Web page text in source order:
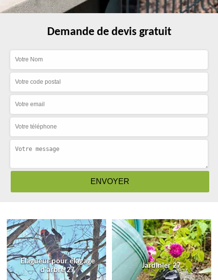
Demande de devis gratuit
Elagueur pour élagage
d'arbre 27
Jardinier 27